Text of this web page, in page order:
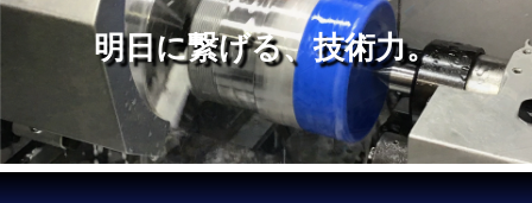
明日に繋げる、技術力。
明日に繋げる、技術力。
明日に繋げる、技術力。
明日に繋げる、技術力。